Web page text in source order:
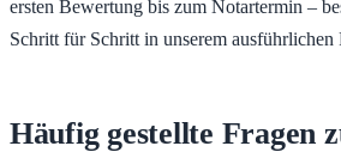
ersten Bewertung bis zum Notartermin –
Schritt für Schritt in unserem ausführlichen
Häufig gestellte Fragen